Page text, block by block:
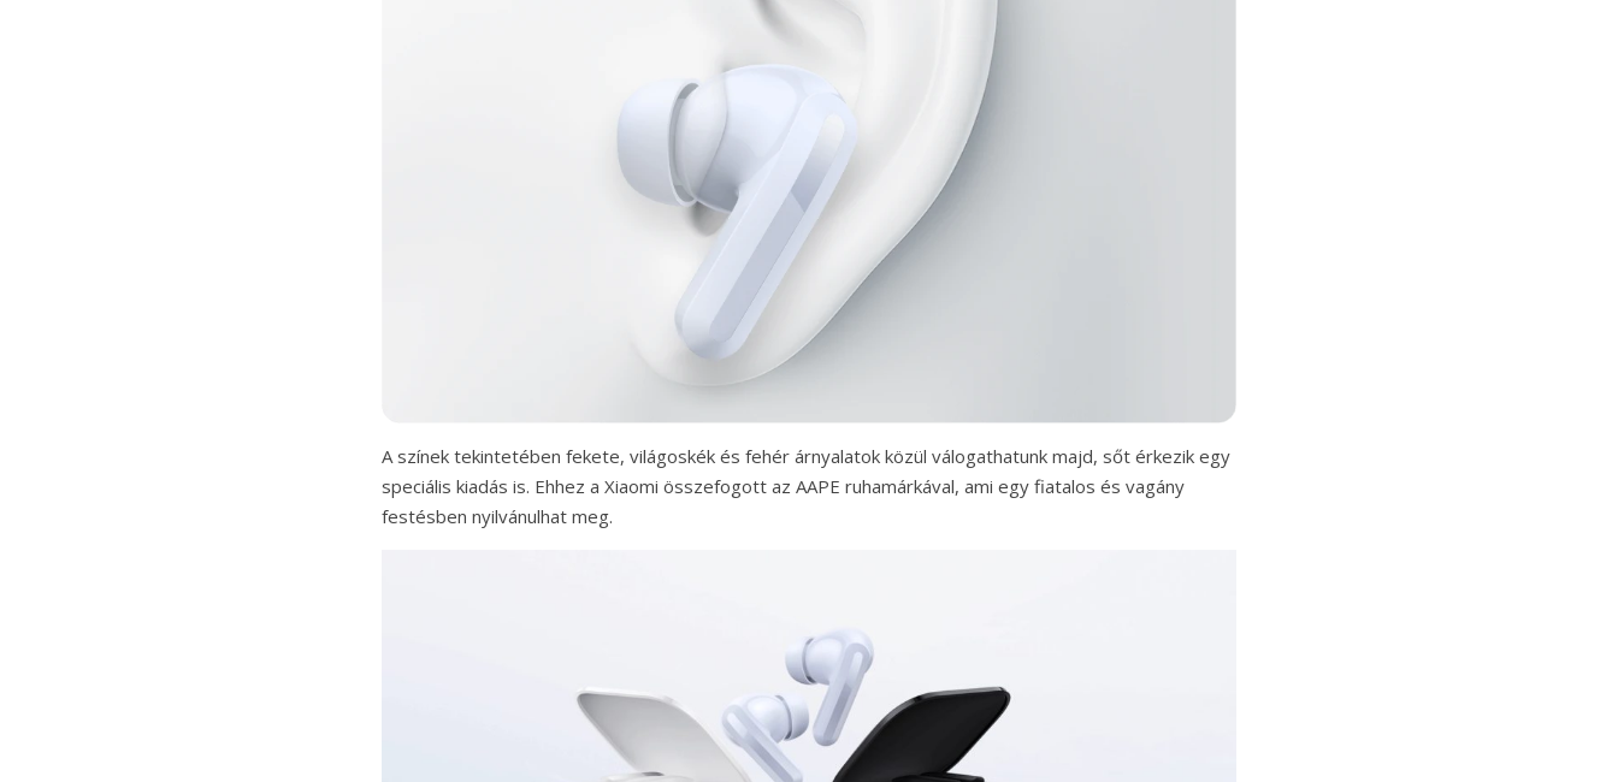
A színek tekintetében fekete, világoskék és fehér árnyalatok közül válogathatunk majd, sőt érkezik egy
speciális kiadás is. Ehhez a Xiaomi összefogott az AAPE ruhamárkával, ami egy fiatalos és vagány
festésben nyilvánulhat meg.